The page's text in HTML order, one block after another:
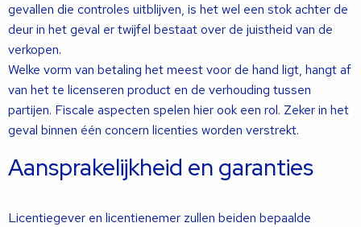
gevallen die controles uitblijven, is het wel een stok achter de
deur in het geval er twijfel bestaat over de juistheid van de
verkopen.
Welke vorm van betaling het meest voor de hand ligt, hangt af
van het te licenseren product en de verhouding tussen
partijen. Fiscale aspecten spelen hier ook een rol. Zeker in het
geval binnen één concern licenties worden verstrekt.
Aansprakelijkheid en garanties
Licentiegever en licentienemer zullen beiden bepaalde